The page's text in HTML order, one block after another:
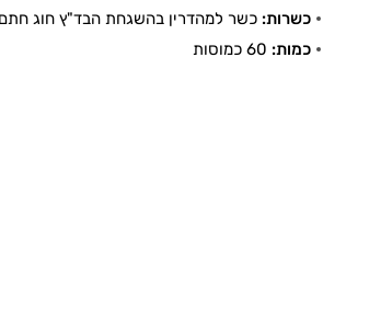
כשרות: כשר למהדרין בהשגחת הבד"ץ חוג
כמות: